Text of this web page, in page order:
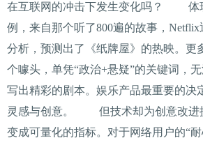
在互联网的冲击下发生变化吗？ 体
例，来自那个听了800遍的故事，
分析，预测出了《纸牌屋》的热映。更
个噱头，单凭“政治+悬疑”的关键词，
写出精彩的剧本。娱乐产品最重要的决
灵感与创意。 但技术却为创意改进
变成可量化的指标。对于网络用户的“